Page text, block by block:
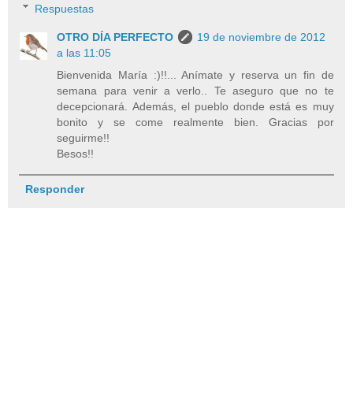
Respuestas
OTRO DÍA PERFECTO
19 de noviembre de 2012
a las 11:05
Bienvenida María :)!!... Anímate y reserva un fin de
semana para venir a verlo.. Te aseguro que no te
decepcionará. Además, el pueblo donde está es muy
bonito y se come realmente bien. Gracias por
seguirme!!
Besos!!
Responder